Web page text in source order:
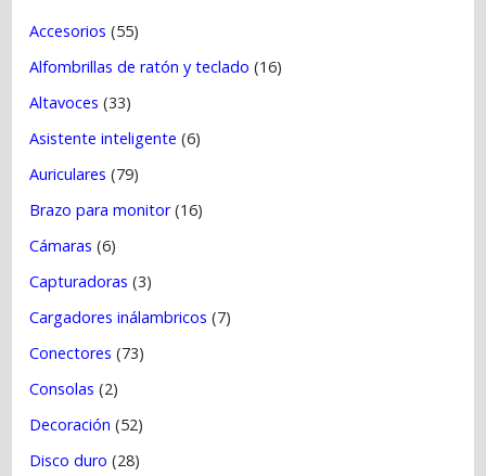
Accesorios (55)
Alfombrillas de ratón y teclado (16)
Altavoces (33)
Asistente inteligente (6)
Auriculares (79)
Brazo para monitor(16)
Cámaras (6)
Capturadoras (3)
Cargadores inálambricos (7)
Conectores (73)
Consolas (2)
Decoración (52)
Disco duro (28)